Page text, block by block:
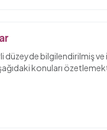
bilgilendirilmiş ve
konuları